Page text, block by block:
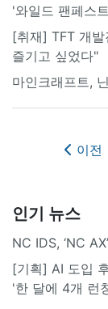
'와일드 팬페스
[취재] TFT 개
즐기고 싶었다"
마인크래프트,
이전
인기 뉴스
NC IDS, ‘NC
[기획] AI 도입
'한 달에 4개 런